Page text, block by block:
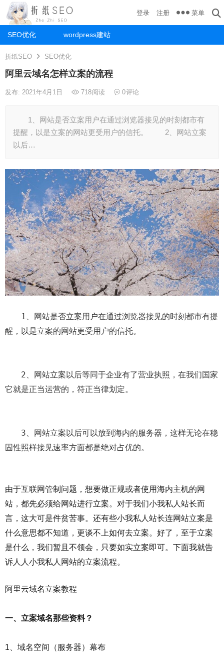
SEO优化 wordpress建站
登录 注册 菜单
折纸SEO SEO优化
阿里云域名怎样立案的流程
发布: 2021年4月1日 718阅读 0评论
1、网站是否立案用户在通过浏览器接见的时刻都市有
提醒，以是立案的网站更受用户的信托。 2、网站立案
以后…
1、网站是否立案用户在通过浏览器接见的时刻都市有提
醒，以是立案的网站更受用户的信托。
2、网站立案以后等同于企业有了营业执照，在我们国家
它就是正当运营的，符正当律划定。
3、网站立案以后可以放到海内的服务器，这样无论在稳
固性照样接见速率方面都是绝对占优的。
由于互联网管制问题，想要做正规或者使用海内主机的网
站，都先必须给网站进行立案。对于我们小我私人站长而
言，这大可是件贫苦事。还有些小我私人站长连网站立案是
什么意思都不知道，更谈不上如何去立案。好了，至于立案
是什么，我们暂且不领会，只要如实立案即可。下面我就告
诉人人小我私人网站的立案流程。
阿里云域名立案教程
一、立案域名那些资料？
1、域名空间（服务器）幕布